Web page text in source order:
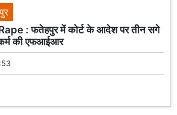
: फतेहपुर में कोर्ट के आदेश पर तीन सगे
की एफआईआर